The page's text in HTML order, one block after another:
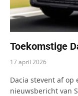
Toekomstige
17 april 2026
Dacia stevent af op
nieuwsbericht van